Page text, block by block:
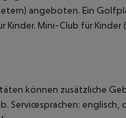
angeboten. Ein
Mini-Club für Kinder
können zusätzliche
Servicesprachen: